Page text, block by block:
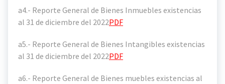
a4.- Reporte General de Bienes Inmuebles existencias
al 31 de diciembre del 2022PDF
a5.- Reporte General de Bienes Intangibles existencias
al 31 de diciembre del 2022PDF
a6.- Reporte General de Bienes muebles existencias al